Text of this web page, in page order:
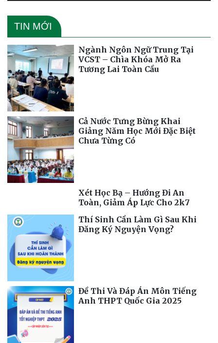
TIN MỚI
Ngành Ngôn Ngữ Trung Tại
VCST – Chìa Khóa Mở Ra
Tương Lai Toàn Cầu
Cả Nước Tưng Bừng Khai
Giảng Năm Học Mới Đặc Biệt
Chưa Từng Có
Xét Học Bạ – Hướng Đi An
Toàn, Giảm Áp Lực Cho 2k7
Thí Sinh Cần Làm Gì Sau Khi
Đăng Ký Nguyện Vọng?
Đề Thi Và Đáp Án Môn Tiếng
Anh THPT Quốc Gia 2025